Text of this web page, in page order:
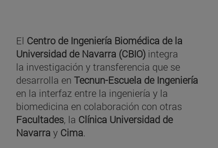
El Centro de Ingeniería Biomédica de la
Universidad de Navarra (CBIO) integra
la investigación y transferencia que se
desarrolla en Tecnun-Escuela de Ingeniería
en la interfaz entre la ingeniería y la
biomedicina en colaboración con otras
Facultades, la Clínica Universidad de
Navarra y Cima.